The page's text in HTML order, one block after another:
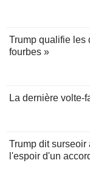
Trump qualifie les
fourbes »
La dernière volte-
Trump dit surseoir
l'espoir d'un